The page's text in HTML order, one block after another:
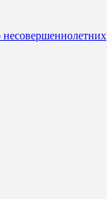
несовершеннолетних